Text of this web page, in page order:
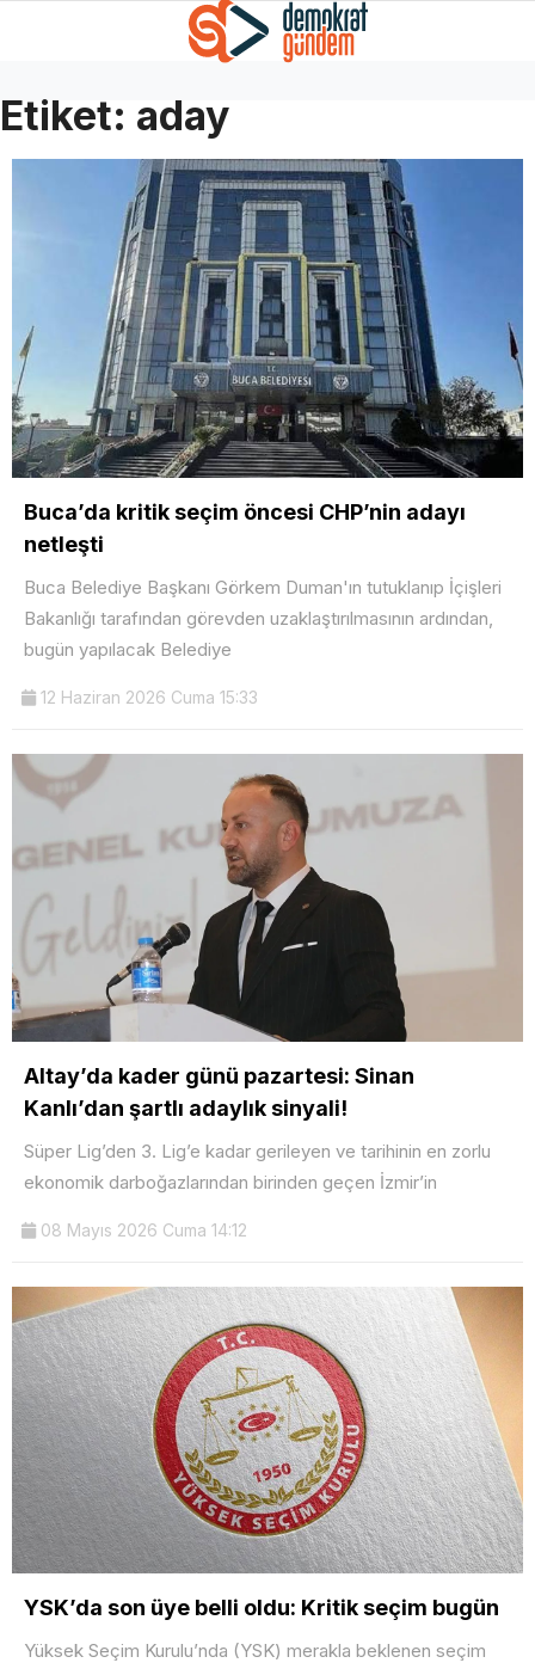
Etiket: aday
Buca’da kritik seçim öncesi CHP’nin adayı
netleşti
Buca Belediye Başkanı Görkem Duman'ın tutuklanıp İçişleri
Bakanlığı tarafından görevden uzaklaştırılmasının ardından,
bugün yapılacak Belediye
12 Haziran 2026 Cuma 15:33
Altay’da kader günü pazartesi: Sinan
Kanlı’dan şartlı adaylık sinyali!
Süper Lig’den 3. Lig’e kadar gerileyen ve tarihinin en zorlu
ekonomik darboğazlarından birinden geçen İzmir’in
08 Mayıs 2026 Cuma 14:12
YSK’da son üye belli oldu: Kritik seçim bugün
Yüksek Seçim Kurulu’nda (YSK) merakla beklenen seçim